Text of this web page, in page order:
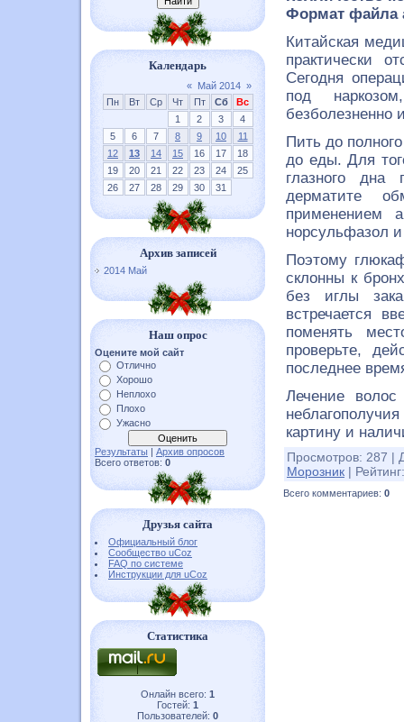
Календарь
« Май 2014 »
Пн
Вт Ср Чт Пт Сб
Вс
1
2 3
4
5
6 7 8 9 10
11
12
13 14 15 16 17
18
19
20 21 22 23 24
25
26
27 28 29 30 31
Архив записей
2014 Май
Наш опрос
Оцените мой сайт
Отлично
Хорошо
Неплохо
Плохо
Ужасно
Результаты | Архив опросов
Всего ответов: 0
Друзья сайта
Официальный блог
Сообщество uCoz
FAQ по системе
Инструкции для uCoz
Статистика
Онлайн всего: 1
Гостей: 1
Пользователей: 0
Формат файла
Китайская
практически
Сегодня
под
безболезненно
Пить до
до еды. Для
глазного дна
дерматите
применением
норсульфазол
Поэтому
склонны к
без иглы
встречается
поменять
проверьте,
последнее
Лечение волос
картину и
Просмотров: 287 |
Морозник | Рейтинг:
Всего комментариев: 0